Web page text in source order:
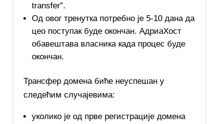
transfer”.
Од овог тренутка потребно је 5-10 дана да
цео поступак буде окончан. АдриаХост
обавештава власника када процес буде
окончан.
Трансфер домена биће неуспешан у
следећим случајевима:
уколико је од прве регистрације домена